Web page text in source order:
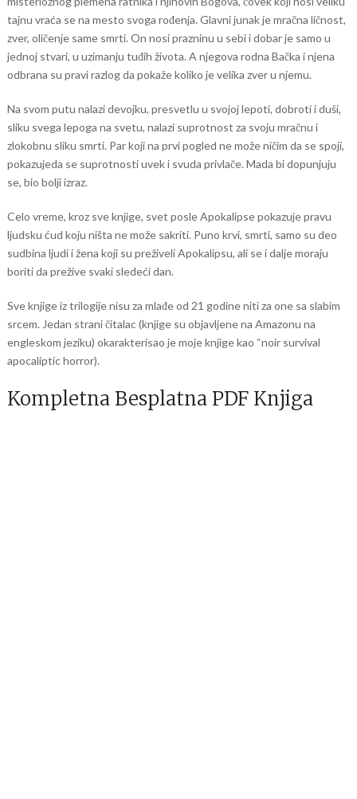
tajnu vraća se na mesto svoga rođenja. Glavni junak je mračna ličnost,
zver, oličenje same smrti. On nosi prazninu u sebi i dobar je samo u
jednoj stvari, u uzimanju tuđih života. A njegova rodna Bačka i njena
odbrana su pravi razlog da pokaže koliko je velika zver u njemu.
Na svom putu nalazi devojku, presvetlu u svojoj lepoti, dobroti i duši,
sliku svega lepoga na svetu, nalazi suprotnost za svoju mračnu i
zlokobnu sliku smrti. Par koji na prvi pogled ne može ničim da se spoji,
pokazujeda se suprotnosti uvek i svuda privlače. Mada bi dopunjuju
se, bio bolji izraz.
Celo vreme, kroz sve knjige, svet posle Apokalipse pokazuje pravu
ljudsku ćud koju ništa ne može sakriti. Puno krvi, smrti, samo su deo
sudbina ljudi i žena koji su preživeli Apokalipsu, ali se i dalje moraju
boriti da prežive svaki sledeći dan.
Sve knjige iz trilogije nisu za mlađe od 21 godine niti za one sa slabim
srcem. Jedan strani čitalac (knjige su objavljene na Amazonu na
engleskom jeziku) okarakterisao je moje knjige kao “noir survival
apocaliptic horror).
Kompletna Besplatna PDF Knjiga